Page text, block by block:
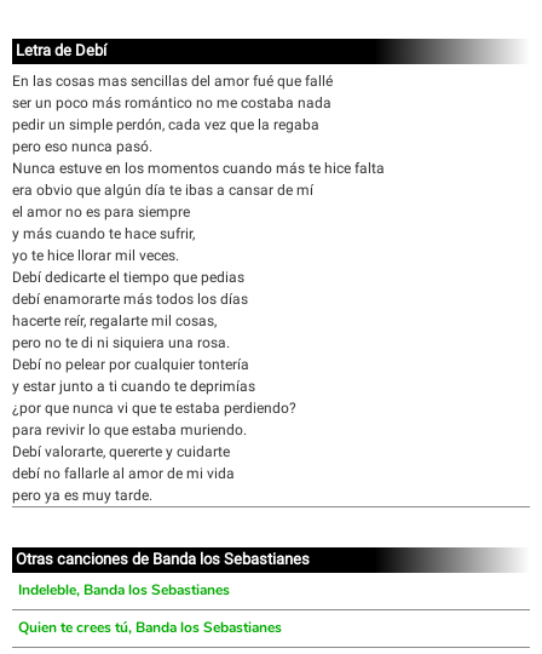
Letra de Debí
En las cosas mas sencillas del amor fué que fallé
ser un poco más romántico no me costaba nada
pedir un simple perdón, cada vez que la regaba
pero eso nunca pasó.
Nunca estuve en los momentos cuando más te hice falta
era obvio que algún día te ibas a cansar de mí
el amor no es para siempre
y más cuando te hace sufrir,
yo te hice llorar mil veces.
Debí dedicarte el tiempo que pedias
debí enamorarte más todos los días
hacerte reír, regalarte mil cosas,
pero no te di ni siquiera una rosa.
Debí no pelear por cualquier tontería
y estar junto a ti cuando te deprimías
¿por que nunca vi que te estaba perdiendo?
para revivir lo que estaba muriendo.
Debí valorarte, quererte y cuidarte
debí no fallarle al amor de mi vida
pero ya es muy tarde.
Otras canciones de Banda los Sebastianes
Indeleble, Banda los Sebastianes
Quien te crees tú, Banda los Sebastianes